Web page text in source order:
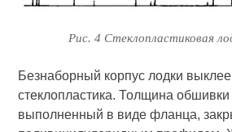
Рис. 4 Стеклопластиковая
Безнаборный корпус лодки
стеклопластика. Толщина
выполненный в виде фланца,